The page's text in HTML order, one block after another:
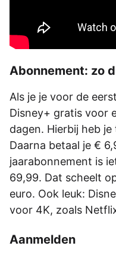
Abonnement: zo
Als je je voor de
Disney+ gratis voor
dagen. Hierbij heb
Daarna betaal je €
jaarabonnement is
69,99. Dat scheelt
euro. Ook leuk:
voor 4K, zoals
Aanmelden